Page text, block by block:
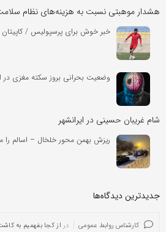
هشدار موهبتی نسبت به هزینه‌های نظام
خبر خوش برای پرسپولیس /
وضعیت بحرانی بروز سکته مغزی در
شام غریبان حسینی در ایرانشهر
ریزش بهمن محور خلخال – اسالم را
جدیدترین دیدگاه‌‌ها
کارشناس روابط عمومی در از کجا بفهمیم به